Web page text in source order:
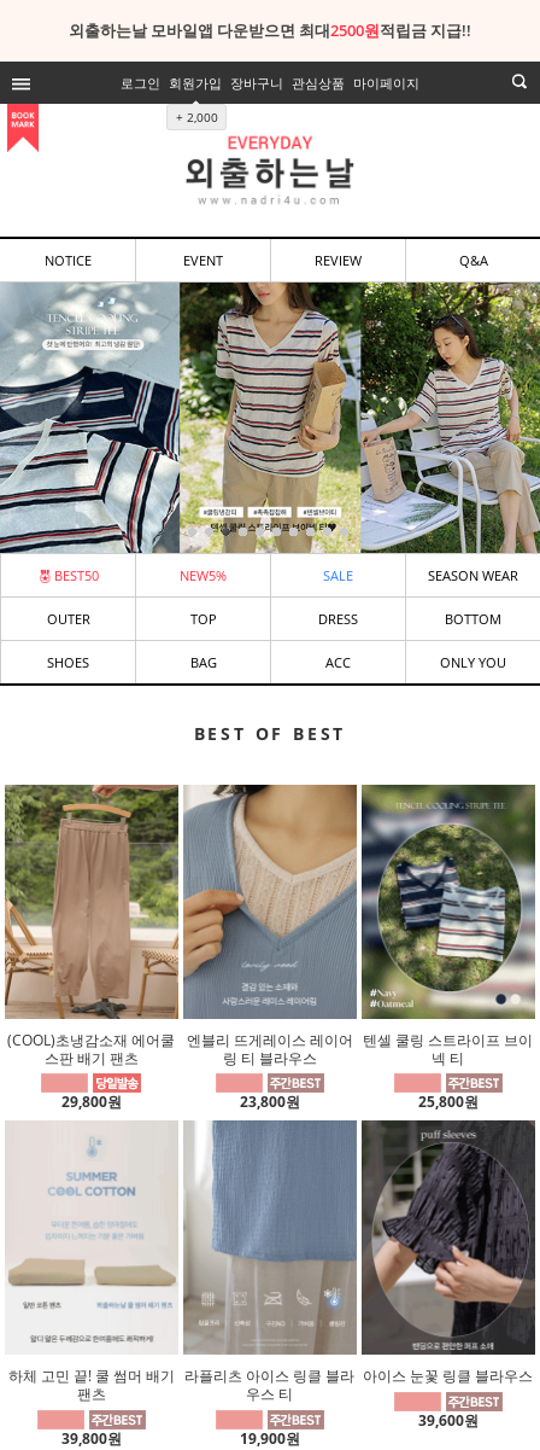
외출하는날 모바일앱 다운받으면 최대2500원적립금 지급!!
로그인 회원가입
+ 2,000
장바구니 관심상품 마이페이지
NOTICE EVENT REVIEW Q&A
BEST50 NEW5% SALE SEASON WEAR
OUTER TOP DRESS BOTTOM
SHOES BAG ACC ONLY YOU
BEST OF BEST
(COOL)초냉감소재 에어쿨
스판 배기 팬츠
29,800원
엔블리 뜨게레이스 레이어
링 티 블라우스
23,800원
텐셀 쿨링 스트라이프 브이
넥 티
25,800원
하체 고민 끝! 쿨 썸머 배기
팬츠
39,800원
라플리츠 아이스 링클 블라
우스 티
19,900원
아이스 눈꽃 링클 블라우스
39,600원